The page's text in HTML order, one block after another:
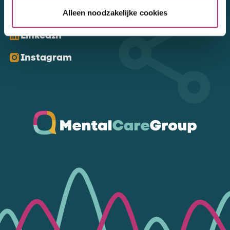
Alleen noodzakelijke cookies
Kom ons volgen
LinkedIn
Instagram